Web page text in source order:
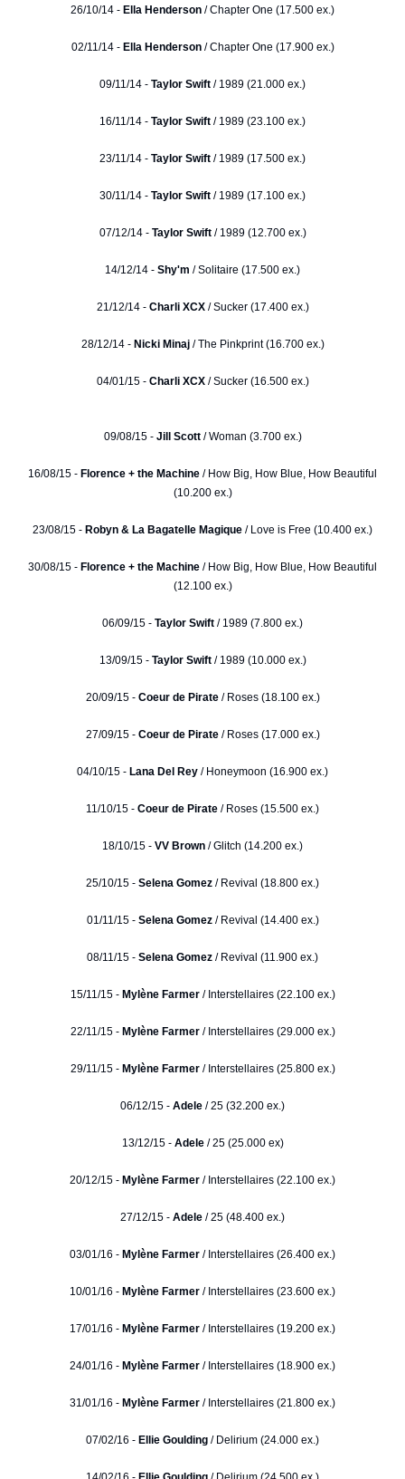
26/10/14 - Ella Henderson / Chapter One (17.500 ex.)
02/11/14 - Ella Henderson/ Chapter One (17.900 ex.)
09/11/14 - Taylor Swift / 1989 (21.000 ex.)
16/11/14 - Taylor Swift / 1989 (23.100 ex.)
23/11/14 - Taylor Swift / 1989 (17.500 ex.)
30/11/14 - Taylor Swift / 1989 (17.100 ex.)
07/12/14 - Taylor Swift/ 1989 (12.700 ex.)
14/12/14 - Shy'm / Solitaire (17.500 ex.)
21/12/14 - Charli XCX/ Sucker (17.400 ex.)
28/12/14 -Nicki Minaj/ The Pinkprint (16.700 ex.)
04/01/15 - Charli XCX/ Sucker (16.500 ex.)
09/08/15 - Jill Scott / Woman (3.700 ex.)
16/08/15 - Florence + the Machine / How Big, How Blue, How Beautiful
(10.200 ex.)
23/08/15 - Robyn & La Bagatelle Magique / Love is Free (10.400 ex.)
30/08/15 - Florence + the Machine / How Big, How Blue, How Beautiful
(12.100 ex.)
06/09/15 - Taylor Swift / 1989 (7.800 ex.)
13/09/15 - Taylor Swift / 1989 (10.000 ex.)
20/09/15 - Coeur de Pirate/ Roses (18.100 ex.)
27/09/15 - Coeur de Pirate/ Roses (17.000 ex.)
04/10/15 - Lana Del Rey / Honeymoon (16.900 ex.)
11/10/15 - Coeur de Pirate / Roses (15.500 ex.)
18/10/15 - VV Brown / Glitch (14.200 ex.)
25/10/15 - Selena Gomez / Revival (18.800 ex.)
01/11/15 - Selena Gomez/ Revival (14.400 ex.)
08/11/15 - Selena Gomez / Revival (11.900 ex.)
15/11/15 - Mylène Farmer/ Interstellaires (22.100 ex.)
22/11/15 - Mylène Farmer/ Interstellaires (29.000 ex.)
29/11/15 - Mylène Farmer/ Interstellaires (25.800 ex.)
06/12/15 - Adele / 25 (32.200 ex.)
13/12/15 - Adele / 25 (25.000 ex)
20/12/15 - Mylène Farmer / Interstellaires (22.100 ex.)
27/12/15 - Adele / 25 (48.400 ex.)
03/01/16 - Mylène Farmer / Interstellaires (26.400 ex.)
10/01/16 - Mylène Farmer / Interstellaires (23.600 ex.)
17/01/16 - Mylène Farmer / Interstellaires (19.200 ex.)
24/01/16 - Mylène Farmer / Interstellaires (18.900 ex.)
31/01/16 - Mylène Farmer / Interstellaires (21.800 ex.)
07/02/16 - Ellie Goulding / Delirium (24.000 ex.)